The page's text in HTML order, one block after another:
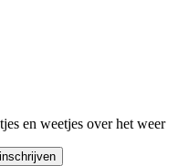
en weetjes over het weer